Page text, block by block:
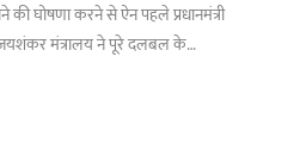
घोषणा करने से ऐन पहले प्रधानमंत्री
जयशंकर मंत्रालय ने पूरे दलबल के…